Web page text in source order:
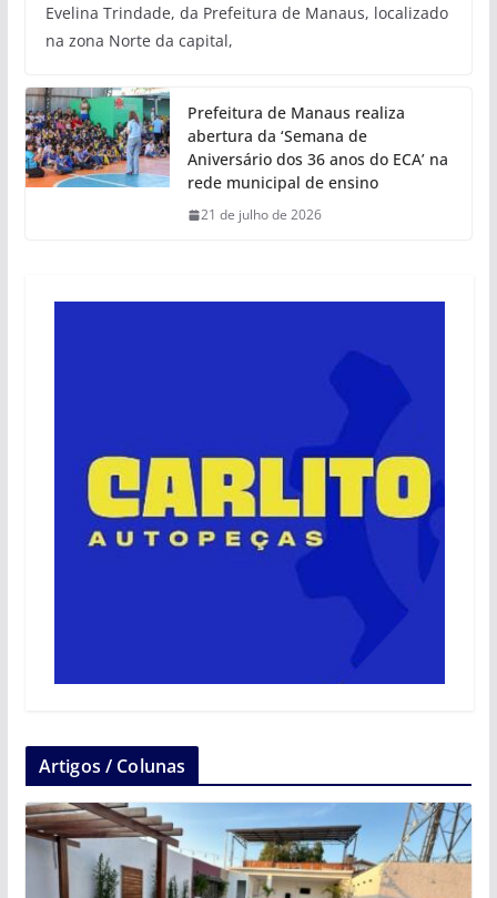
Evelina Trindade, da Prefeitura de Manaus, localizado
na zona Norte da capital,
Prefeitura de Manaus realiza
abertura da ‘Semana de
Aniversário dos 36 anos do ECA’ na
rede municipal de ensino
21 de julho de 2026
Artigos / Colunas